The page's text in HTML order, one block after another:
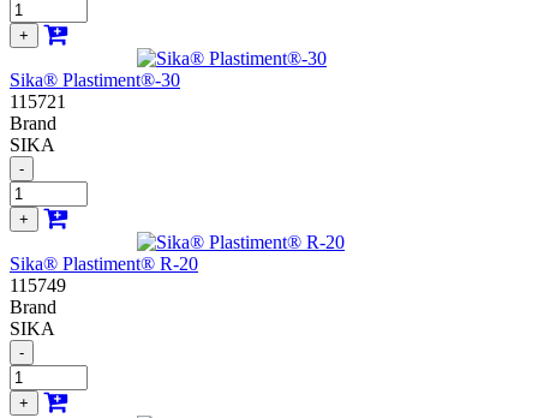
+
Sika® Plastiment®-30
115721
Brand
SIKA
-
+
Sika® Plastiment® R-20
115749
Brand
SIKA
-
+